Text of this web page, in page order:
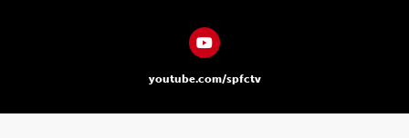
youtube.com/spfctv